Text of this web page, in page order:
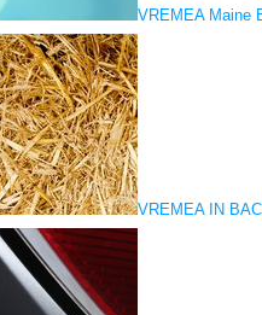
VREMEA Maine
VREMEA IN